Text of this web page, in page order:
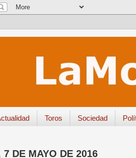
Toros Sociedad
7 DE MAYO DE 2016